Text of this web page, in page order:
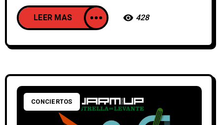
LEER MAS 428
CONCIERTOS